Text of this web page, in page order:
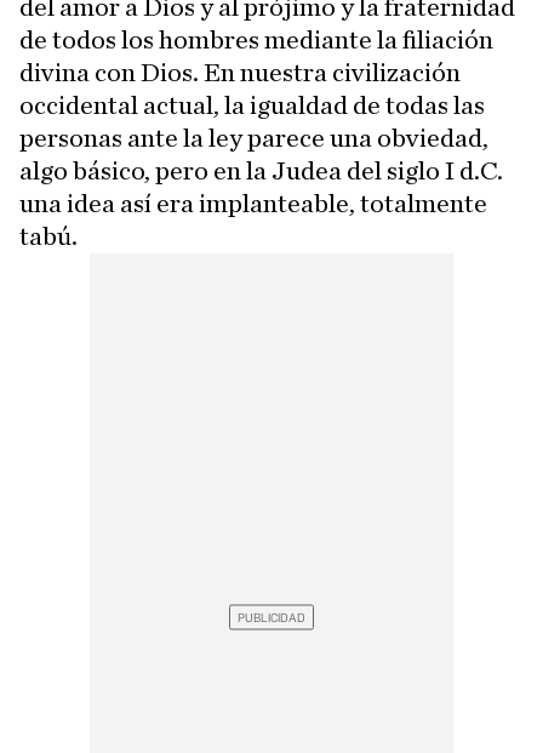
del amor a Dios y al prójimo y la fraternidad
de todos los hombres mediante la filiación
divina con Dios. En nuestra civilización
occidental actual, la igualdad de todas las
personas ante la ley parece una obviedad,
algo básico, pero en la Judea del siglo I d.C.
una idea así era implanteable, totalmente
tabú.